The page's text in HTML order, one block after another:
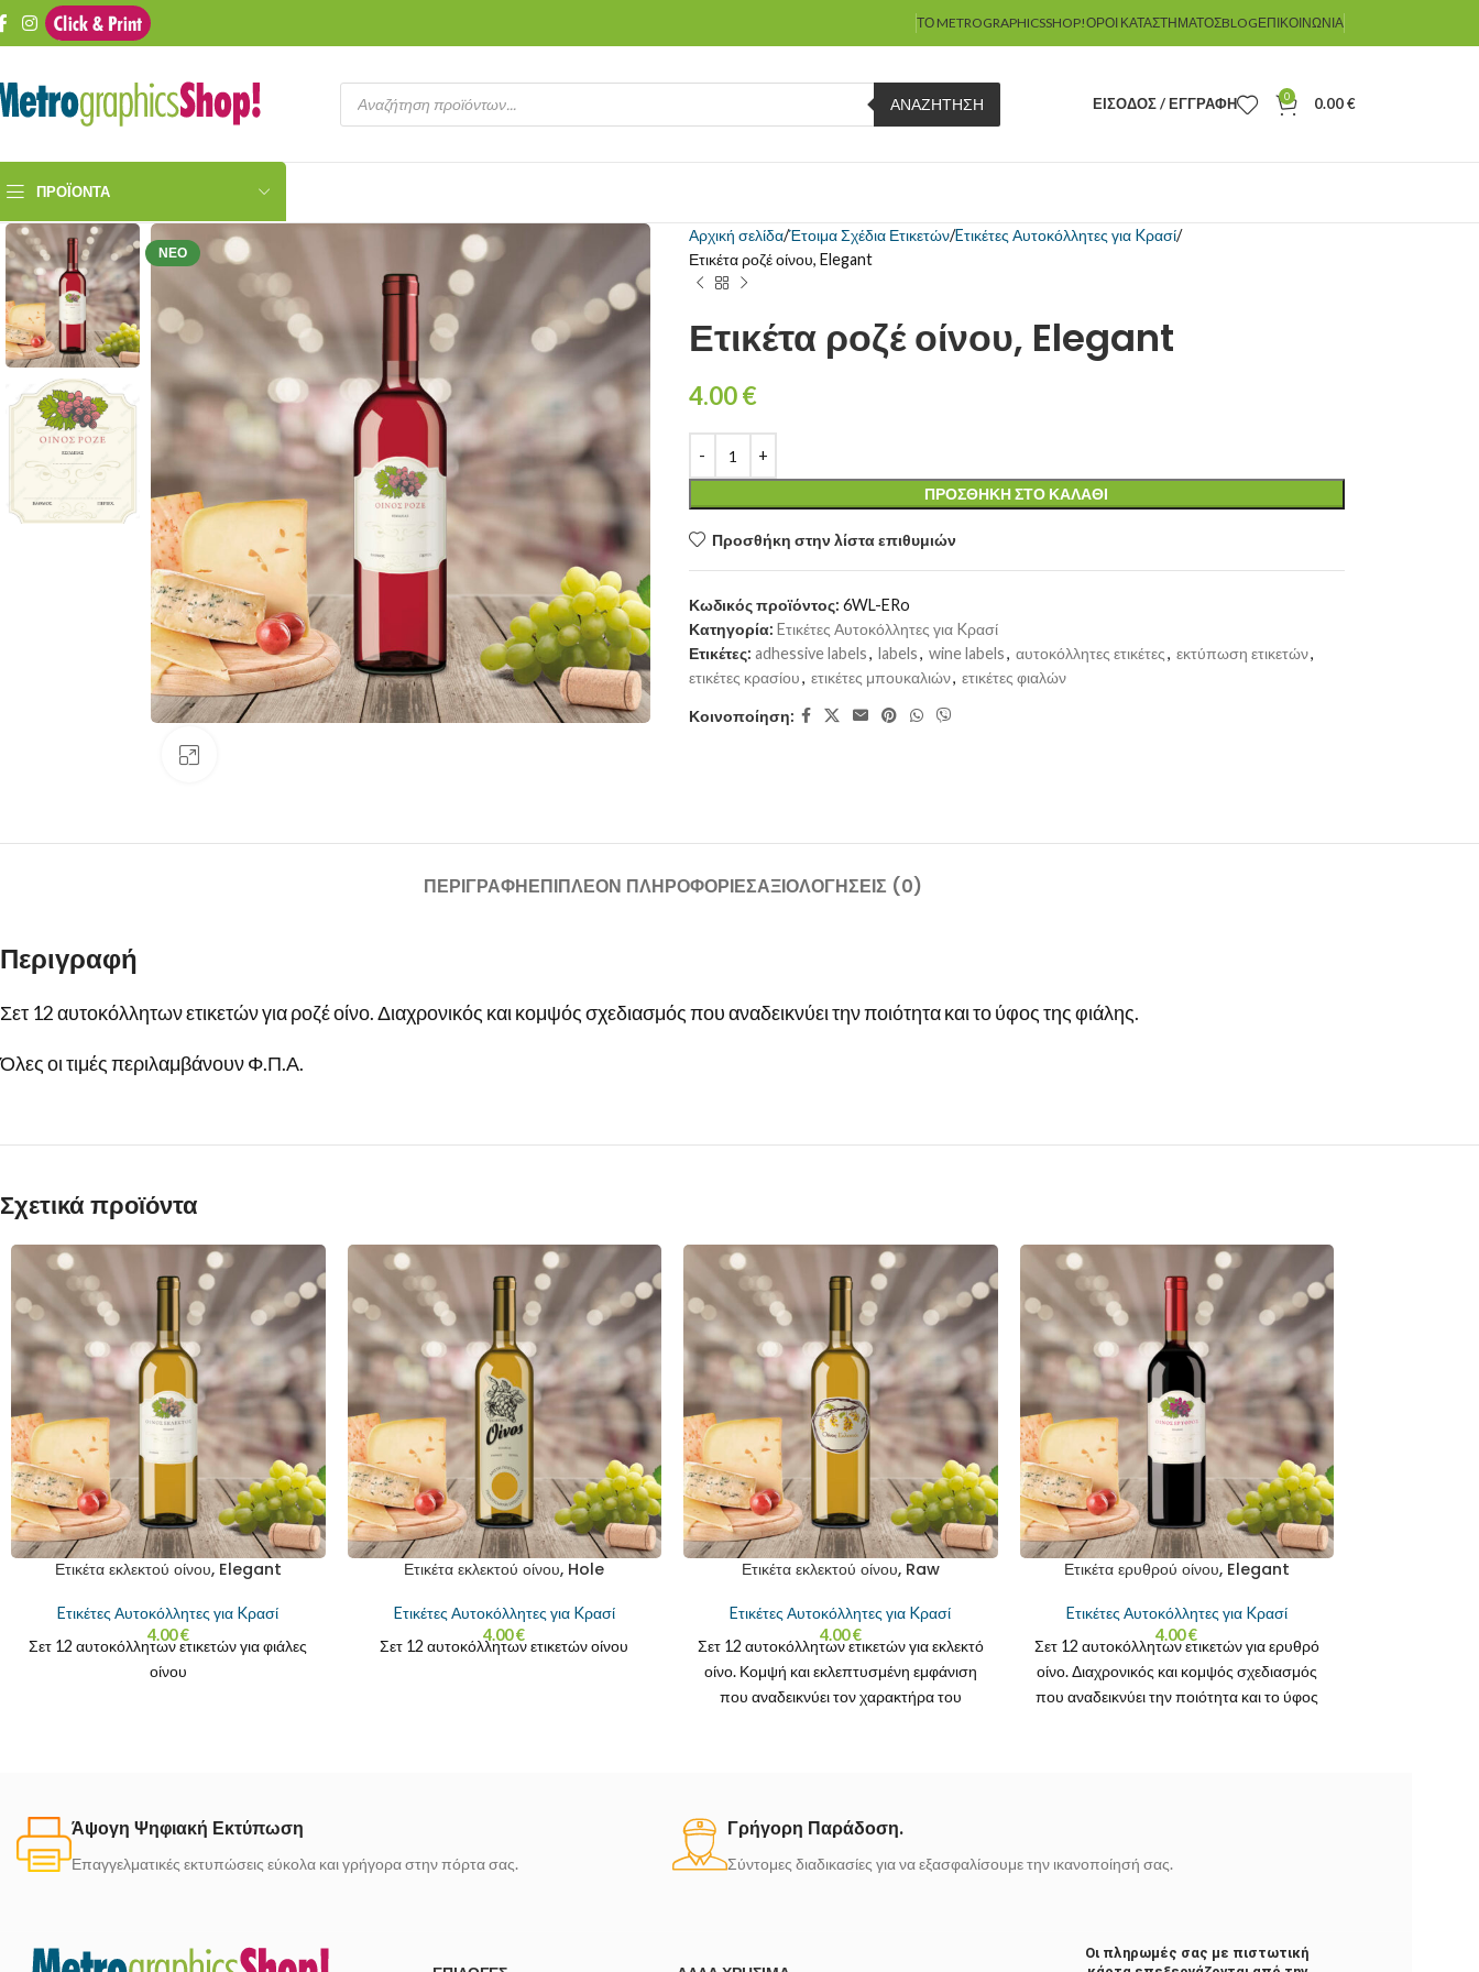
ΤΟ METROGRAPHICSSHOP!ΌΡΟΙ ΚΑΤΑΣΤΉΜΑΤΟΣBLOGΕΠΙΚΟΙΝΩΝΊΑ
ΑΝΑΖΉΤΗΣΗ ΕΊΣΟΔΟΣ / ΕΓΓΡΑΦΉ 0 0.00€
ΠΡΟΪΌΝΤΑ
ΝΈΟ
Αρχική σελίδα Έτοιμα Σχέδια Ετικετών Eτικέτες Αυτοκόλλητες για Kρασί
Ετικέτα ροζέ οίνου, Elegant
Ετικέτα ροζέ οίνου, Elegant
4.00€
ΠΡΟΣΘΉΚΗ ΣΤΟ ΚΑΛΆΘΙ
Προσθήκη στην λίστα επιθυμιών
Κωδικός προϊόντος: 6WL-ERo
Κατηγορία: Eτικέτες Αυτοκόλλητες για Kρασί
Ετικέτες: adhessive labels, labels, wine labels, αυτοκόλλητες ετικέτες, εκτύπωση ετικετών,
ετικέτες κρασίου, ετικέτες μπουκαλιών, ετικέτες φιαλών
Κοινοποίηση:
ΠΕΡΙΓΡΑΦΉΕΠΙΠΛΈΟΝ ΠΛΗΡΟΦΟΡΊΕΣΑΞΙΟΛΟΓΉΣΕΙΣ (0)
Περιγραφή
Σετ 12 αυτοκόλλητων ετικετών για ροζέ οίνο. Διαχρονικός και κομψός σχεδιασμός που αναδεικνύει την ποιότητα και το ύφος της φιάλης.
Όλες οι τιμές περιλαμβάνουν Φ.Π.Α.
Σχετικά προϊόντα
Ετικέτα εκλεκτού οίνου, Elegant
Eτικέτες Αυτοκόλλητες για Kρασί
4.00€
Σετ 12 αυτοκόλλητων ετικετών για φιάλες
οίνου
Ετικέτα εκλεκτού οίνου, Hole
Eτικέτες Αυτοκόλλητες για Kρασί
4.00€
Σετ 12 αυτοκόλλητων ετικετών οίνου
Ετικέτα εκλεκτού οίνου, Raw
Eτικέτες Αυτοκόλλητες για Kρασί
4.00€
Σετ 12 αυτοκόλλητων ετικετών για εκλεκτό
οίνο. Κομψή και εκλεπτυσμένη εμφάνιση
που αναδεικνύει τον χαρακτήρα του
Ετικέτα ερυθρού οίνου, Elegant
Eτικέτες Αυτοκόλλητες για Kρασί
4.00€
Σετ 12 αυτοκόλλητων ετικετών για ερυθρό
οίνο. Διαχρονικός και κομψός σχεδιασμός
που αναδεικνύει την ποιότητα και το ύφος
Άψογη Ψηφιακή Εκτύπωση
Επαγγελματικές εκτυπώσεις εύκολα και γρήγορα στην πόρτα σας.
Γρήγορη Παράδοση.
Σύντομες διαδικασίες για να εξασφαλίσουμε την ικανοποίησή σας.
Οι πληρωμές σας με πιστωτική